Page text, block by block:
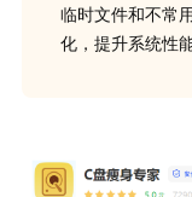
临时文件和不常
化，提升系统性能